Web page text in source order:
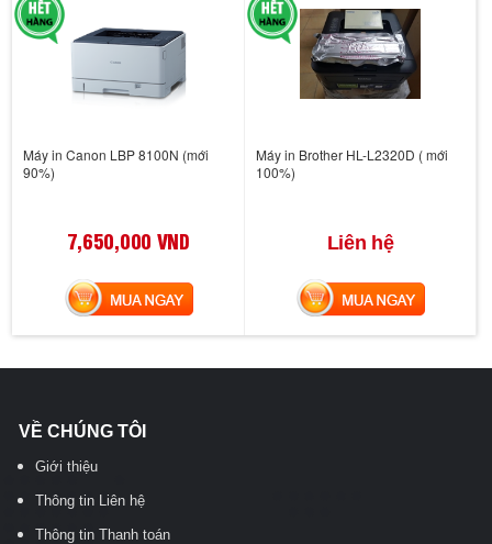
Máy in Canon LBP 8100N (mới
90%)
7,650,000 VND
MUA NGAY
Máy in Brother HL-L2320D ( mới
100%)
Liên hệ
MUA NGAY
VỀ CHÚNG TÔI
Giới thiệu
Thông tin Liên hệ
Thông tin Thanh toán